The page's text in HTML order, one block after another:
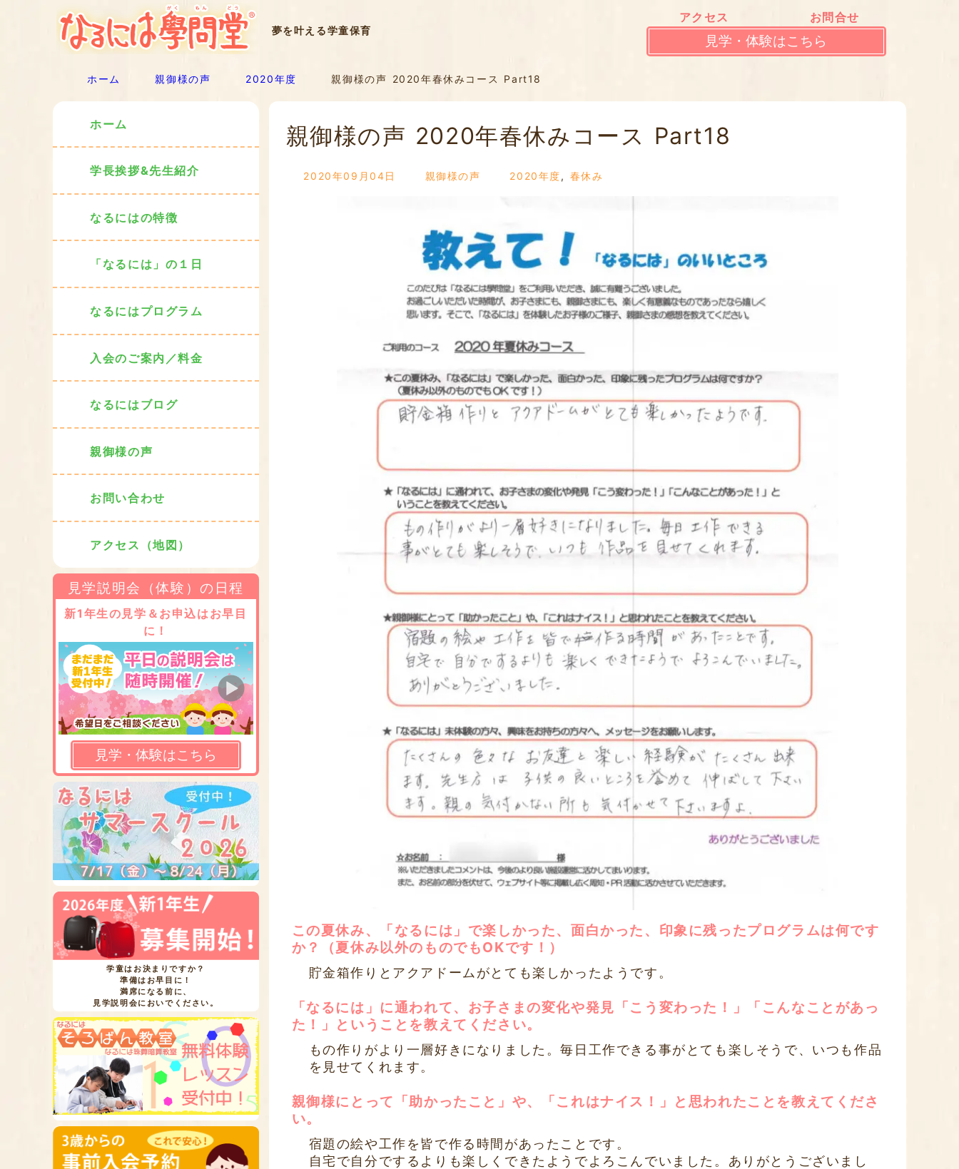
夢を叶える学童保育
アクセス お問合せ
見学・体験はこちら
ホーム 親御様の声 2020年度 親御様の声 2020年春休みコース Part18
親御様の声 2020年春休みコース Part18
2020年09月04日 親御様の声 2020年度, 春休み
この夏休み、「なるには」で楽しかった、面白かった、印象に残ったプログラムは何です
か？（夏休み以外のものでもOKです！）
貯金箱作りとアクアドームがとても楽しかったようです。
「なるには」に通われて、お子さまの変化や発見「こう変わった！」「こんなことがあっ
た！」ということを教えてください。
もの作りがより一層好きになりました。毎日工作できる事がとても楽しそうで、いつも作品
を見せてくれます。
親御様にとって「助かったこと」や、「これはナイス！」と思われたことを教えてくださ
い。
宿題の絵や工作を皆で作る時間があったことです。
自宅で自分でするよりも楽しくできたようでよろこんでいました。ありがとうございまし
ホーム
学長挨拶&先生紹介
なるにはの特徴
「なるには」の１日
なるにはプログラム
入会のご案内／料金
なるにはブログ
親御様の声
お問い合わせ
アクセス（地図）
見学説明会（体験）の日程
新1年生の見学＆お申込はお早目
に！
見学・体験はこちら
学童はお決まりですか？
準備はお早目に！
満席になる前に、
見学説明会においでください。